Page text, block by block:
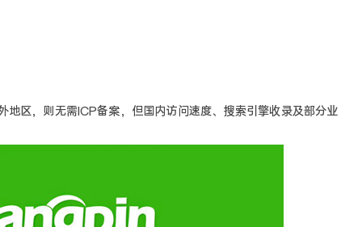
区，则无需ICP备案，但国内访问速度、搜索引擎收录及部分业